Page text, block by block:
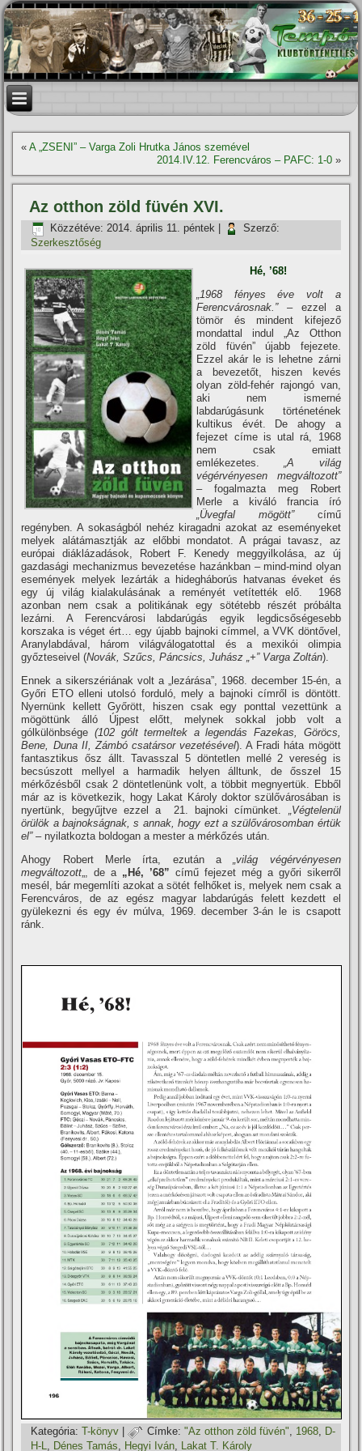
«A „ZSENI” – Varga Zoli Hrutka János szemével
2014.IV.12. Ferencváros – PAFC: 1-0»
Az otthon zöld füvén XVI.
Közzétéve: 2014. április 11. péntek
Szerző:
Szerkesztőség
Hé, ’68!
„1968 fényes éve volt a
Ferencvárosnak.”– ezzel a
tömör és mindent kifejező
mondattal indul „Az Otthon
zöld füvén” újabb fejezete.
Ezzel akár le is lehetne zárni
a bevezetőt, hiszen kevés
olyan zöld-fehér rajongó van,
aki nem ismerné
labdarúgásunk történetének
kultikus évét. De ahogy a
fejezet cí­me is utal rá, 1968
nem csak emiatt
emlékezetes. „A világ
végérvényesen megváltozott”
– fogalmazta meg Robert
Merle a kiváló francia í­ró
„Üvegfal mögött”cí­mű
regényben. A sokaságból nehéz kiragadni azokat az eseményeket
melyek alátámasztják az előbbi mondatot. A prágai tavasz, az
európai diáklázadások, Robert F. Kenedy meggyilkolása, az új
gazdasági mechanizmus bevezetése hazánkban – mind-mind olyan
események melyek lezárták a hidegháborús hatvanas éveket és
egy új világ kialakulásának a reményét vetí­tették elő. 1968
azonban nem csak a politikának egy sötétebb részét próbálta
lezárni. A Ferencvárosi labdarúgás egyik legdicsőségesebb
korszaka is véget ért… egy újabb bajnoki cí­mmel, a VVK döntővel,
Aranylabdával, három világválogatottal és a mexikói olimpia
győzteseivel (Novák, Szűcs, Páncsics, Juhász „+” Varga Zoltán).
Ennek a sikerszériának volt a „lezárása”, 1968. december 15-én, a
Győri ETO elleni utolsó forduló, mely a bajnoki cí­mről is döntött.
Nyernünk kellett Győrött, hiszen csak egy ponttal vezettünk a
mögöttünk álló Újpest előtt, melynek sokkal jobb volt a
gólkülönbsége(102 gólt termeltek a legendás Fazekas, Göröcs,
Bene, Duna II, Zámbó csatársor vezetésével). A Fradi háta mögött
fantasztikus ősz állt. Tavasszal 5 döntetlen mellé 2 vereség is
becsúszott mellyel a harmadik helyen álltunk, de ősszel 15
mérkőzésből csak 2 döntetlenünk volt, a többit megnyertük. Ebből
már az is következik, hogy Lakat Károly doktor szülővárosában is
nyertünk, begyűjtve ezzel a 21. bajnoki cí­münket. „Végtelenül
örülök a bajnokságnak, s annak, hogy ezt a szülővárosomban értük
el”– nyilatkozta boldogan a mester a mérkőzés után.
Ahogy Robert Merle í­rta, ezután a„világ végérvényesen
megváltozott„, de a „Hé, ’68” cí­mű fejezet még a győri sikerről
mesél, bár megemlí­ti azokat a sötét felhőket is, melyek nem csak a
Ferencváros, de az egész magyar labdarúgás felett kezdett el
gyülekezni és egy év múlva, 1969. december 3-án le is csapott
ránk.
Kategória: T-könyv | Címke: "Az otthon zöld füvén", 1968, D-
H-L
Dénes Tamás Hegyi Iván Lakat T. Károly